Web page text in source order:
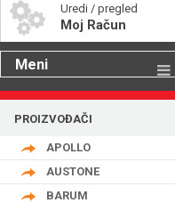
Uredi / pregled
Moj Račun
Meni
Gume
Katalog rezervnih dijelova
PROIZVOĐAČI
APOLLO
AUSTONE
BARUM